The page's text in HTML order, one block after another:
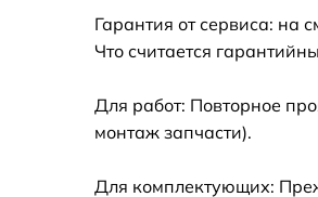
Замена процессора
Гарантия от сервиса: на
Что считается
Для работ: Повторное
монтаж запчасти).
Для комплектующих: